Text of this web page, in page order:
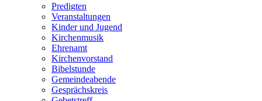
Predigten
Veranstaltungen
Kinder und Jugend
Kirchenmusik
Ehrenamt
Kirchenvorstand
Bibelstunde
Gemeindeabende
Gesprächskreis